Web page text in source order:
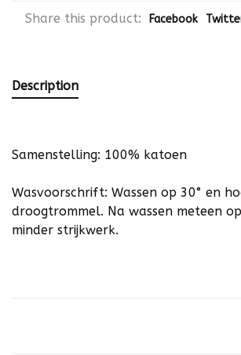
Share this product: Facebook
Description
Samenstelling: 100% katoen
Wasvoorschrift: Wassen op 30° en
droogtrommel. Na wassen meteen
minder strijkwerk.